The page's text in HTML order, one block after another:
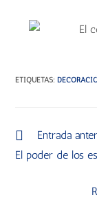
ETIQUETAS:
Entrada
El poder de los